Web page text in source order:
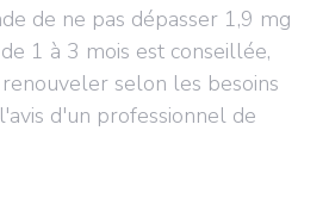
de ne pas dépasser 1,9 mg
1 à 3 mois est conseillée,
selon les besoins
d'un professionnel de